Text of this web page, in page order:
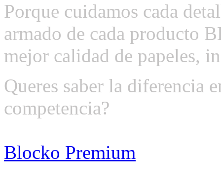
Porque cuidamos cada
armado de cada producto
mejor calidad de papeles,
Queres saber la diferencia
competencia?
Blocko Premium